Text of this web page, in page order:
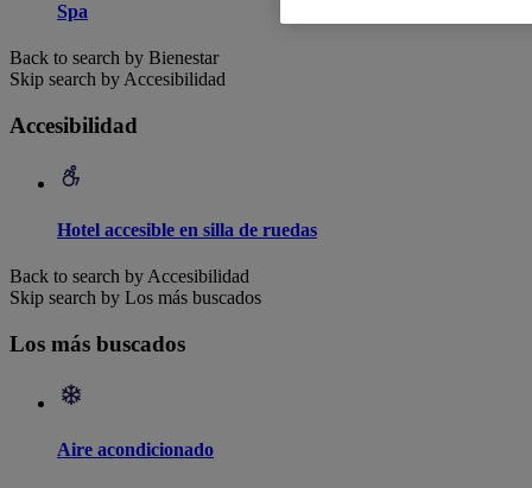
Spa
Back to search by Bienestar
Skip search by Accesibilidad
Accesibilidad
Hotel accesible en silla de ruedas
Back to search by Accesibilidad
Skip search by Los más buscados
Los más buscados
Aire acondicionado